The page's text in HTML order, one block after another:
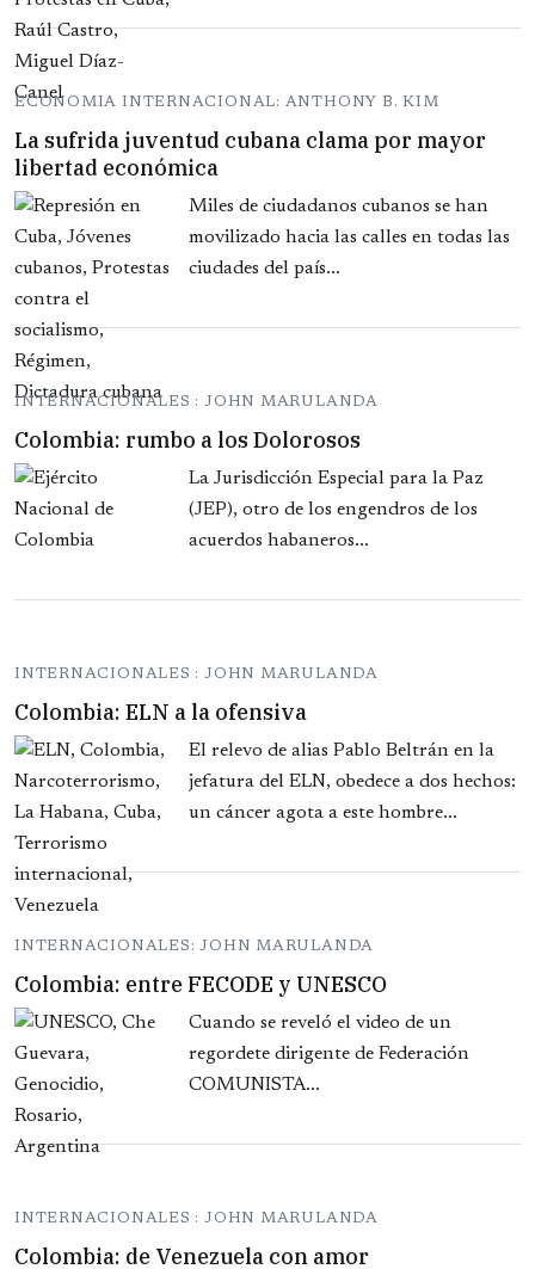
ECONOMIA INTERNACIONAL: ANTHONY B. KIM
La sufrida juventud cubana clama por mayor
libertad económica
Miles de ciudadanos cubanos se han
movilizado hacia las calles en todas las
ciudades del país...
INTERNACIONALES : JOHN MARULANDA
Colombia: rumbo a los Dolorosos
La Jurisdicción Especial para la Paz
(JEP), otro de los engendros de los
acuerdos habaneros...
INTERNACIONALES : JOHN MARULANDA
Colombia: ELN a la ofensiva
El relevo de alias Pablo Beltrán en la
jefatura del ELN, obedece a dos hechos:
un cáncer agota a este hombre...
INTERNACIONALES: JOHN MARULANDA
Colombia: entre FECODE y UNESCO
Cuando se reveló el video de un
regordete dirigente de Federación
COMUNISTA...
INTERNACIONALES : JOHN MARULANDA
Colombia: de Venezuela con amor